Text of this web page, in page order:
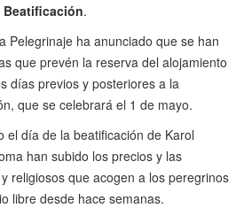
.
Pelegrinaje ha anunciado que se han
que prevén la reserva del alojamiento
días previos y posteriores a la
que se celebrará el 1 de mayo.
el día de la beatificación de Karol
han subido los precios y las
religiosos que acogen a los peregrinos
libre desde hace semanas.